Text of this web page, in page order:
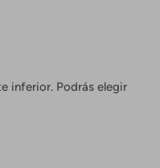
inferior. Podrás elegir